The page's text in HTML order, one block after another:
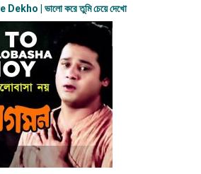
| ভালো করে তুমি চেয়ে দেখো